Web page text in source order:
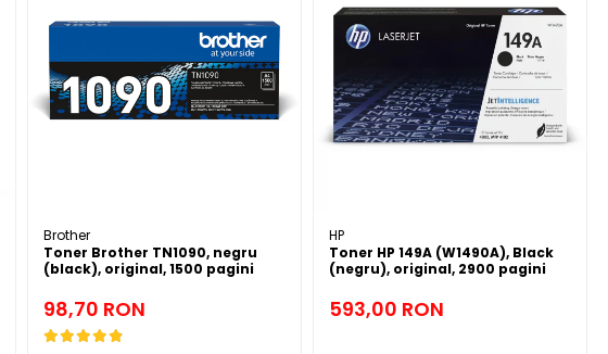
Brother
Toner Brother TN1090, negru
(black), original, 1500 pagini
98,70 RON
HP
Toner HP 149A (W1490A), Black
(negru), original, 2900 pagini
593,00 RON